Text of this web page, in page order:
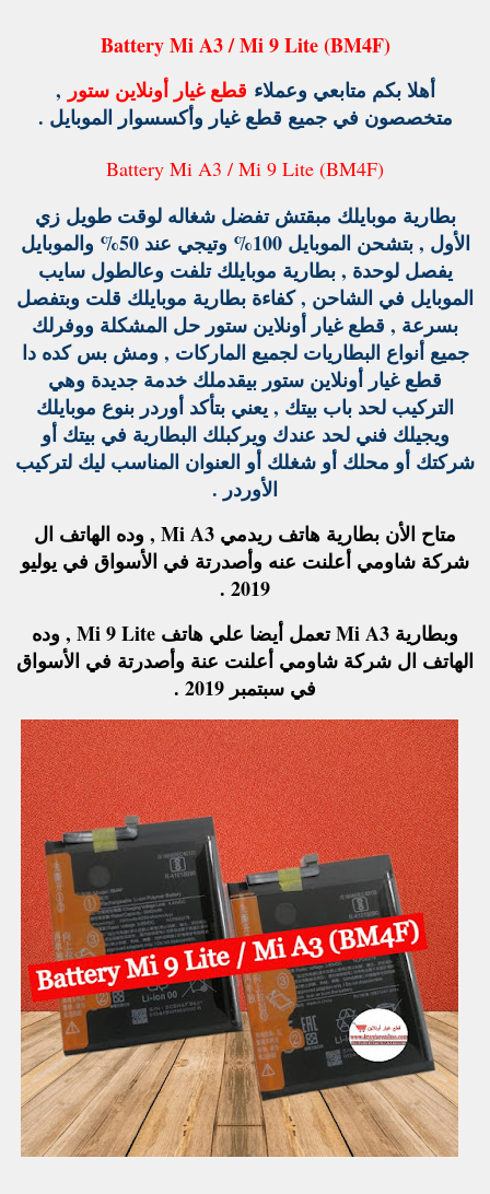
Battery Mi A3 / Mi 9 Lite (BM4F)
أهلا بكم متابعي وعملاء قطع غيار أونلاين ستور ,
متخصصون في جميع قطع غيار وأكسسوار الموبايل .
Battery Mi A3 / Mi 9 Lite (BM4F)
بطارية موبايلك مبقتش تفضل شغاله لوقت طويل زي
الأول , بتشحن الموبايل 100% وتيجي عند 50% والموبايل
يفصل لوحدة , بطارية موبايلك تلفت وعالطول سايب
الموبايل في الشاحن , كفاءة بطارية موبايلك قلت وبتفصل
بسرعة , قطع غيار أونلاين ستور حل المشكلة ووفرلك
جميع أنواع البطاريات لجميع الماركات , ومش بس كده دا
قطع غيار أونلاين ستور بيقدملك خدمة جديدة وهي
التركيب لحد باب بيتك , يعني بتأكد أوردر بنوع موبايلك
ويجيلك فني لحد عندك ويركبلك البطارية في بيتك أو
شركتك أو محلك أو شغلك أو العنوان المناسب ليك لتركيب
الأوردر .
متاح الأن بطارية هاتف ريدمي Mi A3 , وده الهاتف ال
شركة شاومي أعلنت عنه وأصدرتة في الأسواق في يوليو
2019 .
وبطارية Mi A3 تعمل أيضا علي هاتف Mi 9 Lite , وده
الهاتف ال شركة شاومي أعلنت عنة وأصدرتة في الأسواق
في سبتمبر 2019 .